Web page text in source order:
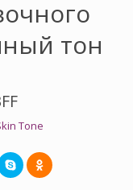
тон
Tone